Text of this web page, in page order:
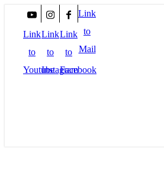
Link
to
Youtube
Link
to
Instagram
Link
to
Facebook
Link
to
Mail